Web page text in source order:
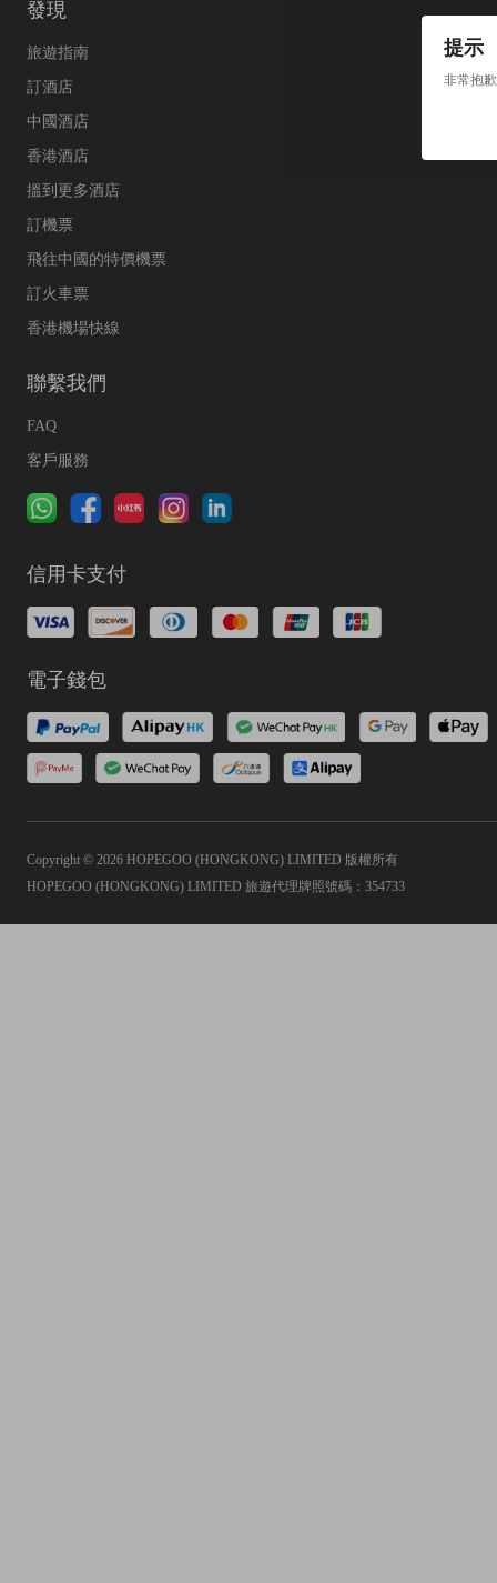
提示
非常抱
發現
旅遊指南
訂酒店
中國酒店
香港酒店
搵到更多酒店
訂機票
飛往中國的特價機票
訂火車票
香港機場快線
聯繫我們
FAQ
客戶服務
信用卡支付
電子錢包
Copyright © 2026 HOPEGOO (HONGKONG) LIMITED 版權所有
HOPEGOO (HONGKONG) LIMITED 旅遊代理牌照號碼：354733